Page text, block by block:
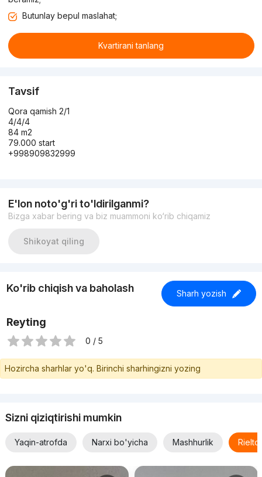
Butunlay bepul maslahat;
Kvartirani tanlang
Tavsif
Qora qamish 2/1
4/4/4
84 m2
79.000 start
+998909832999
E'lon noto'g'ri to'ldirilganmi?
Bizga xabar bering va biz muammoni ko‘rib chiqamiz
Shikoyat qiling
Ko'rib chiqish va baholash Sharh yozish
Reyting
0 / 5
Hozircha sharhlar yo'q. Birinchi sharhingizni yozing
Sizni qiziqtirishi mumkin
Yaqin-atrofda Narxi bo'yicha Mashhurlik